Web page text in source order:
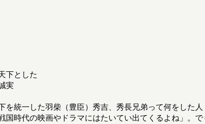
下とした
実
統一した羽柴（豊臣）秀吉、秀長兄弟って何をした人
国時代の映画やドラマにはたいてい出てくるよね」